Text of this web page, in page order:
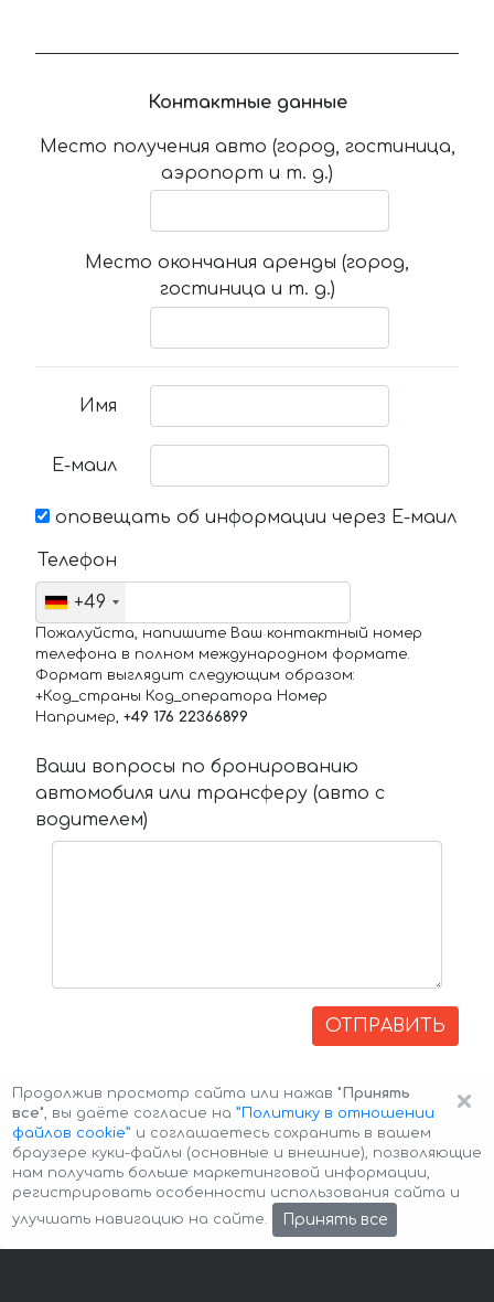
Контактные данные
Место получения авто (город, гостиница,
аэропорт и т. д.)
Место окончания аренды (город,
гостиница и т. д.)
Имя
Е-маил
оповещать об информации через Е-маил
Телефон
+49
Пожалуйста, напишите Ваш контактный номер
телефона в полном международном формате.
Формат выглядит следующим образом:
+Код_страны Код_оператора Номер
Например, +49 176 22366899
Ваши вопросы по бронированию
автомобиля или трансферу (авто с
водителем)
ОТПРАВИТЬ
Авторские права © 2026 Авто-Аренда Cookie Policy
×
Продолжив просмотр сайта или нажав "Принять
все", вы даёте согласие на ”Политику в отношении
файлов cookie” и соглашаетесь сохранить в вашем
браузере куки-файлы (основные и внешние), позволяющие
нам получать больше маркетинговой информации,
регистрировать особенности использования сайта и
улучшать навигацию на сайте.
Принять все